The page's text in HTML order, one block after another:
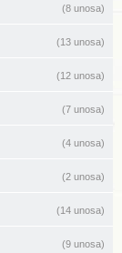
(8 unosa)
(13 unosa)
(12 unosa)
(7 unosa)
(4 unosa)
(2 unosa)
(14 unosa)
(9 unosa)